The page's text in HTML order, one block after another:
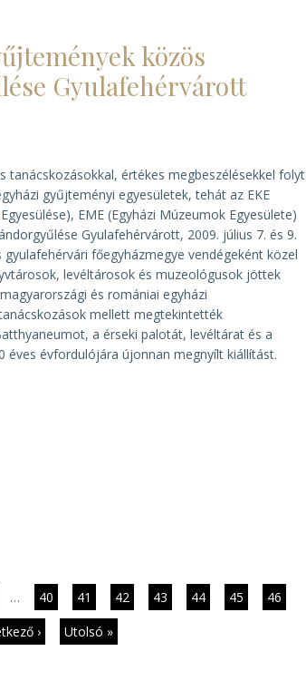
közös
Gyulafehérvárott
tanácskozásokkal, értékes megbeszélésekkel folyt
gyűjteményi egyesületek, tehát az EKE
EME (Egyházi Múzeumok Egyesülete)
Gyulafehérvárott, 2009. július 7. és 9.
főegyházmegye vendégeként közel
levéltárosok és muzeológusok jöttek
és romániai egyházi
mellett megtekintették
a érseki palotát, levéltárat és a
éves évfordulójára újonnan megnyílt kiállítást.
… Page
40 Page
41 Page
42 Page
43 Page
44
Jelenlegi
45 Page
46
›
Utolsó
Utolsó »